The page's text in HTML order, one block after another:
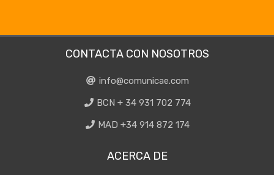
CONTACTA CON NOSOTROS
info@comunicae.com
BCN + 34 931 702 774
MAD +34 914 872 174
ACERCA DE